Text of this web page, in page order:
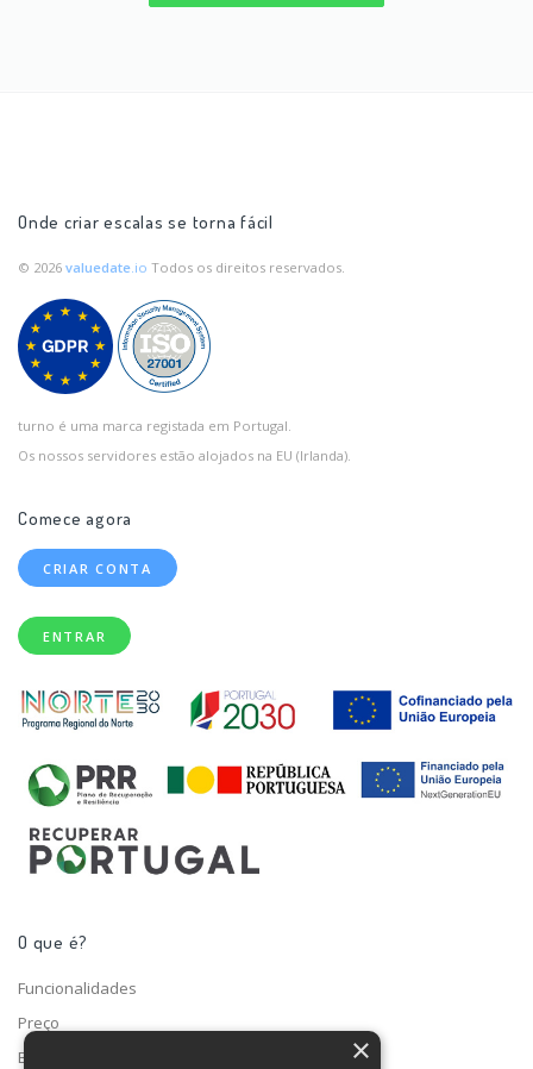
Onde criar escalas se torna fácil
© 2026 valuedate.io Todos os direitos reservados.
turno é uma marca registada em Portugal.
Os nossos servidores estão alojados na EU (Irlanda).
Comece agora
CRIAR CONTA
ENTRAR
O que é?
Funcionalidades
Preço
Blog
×